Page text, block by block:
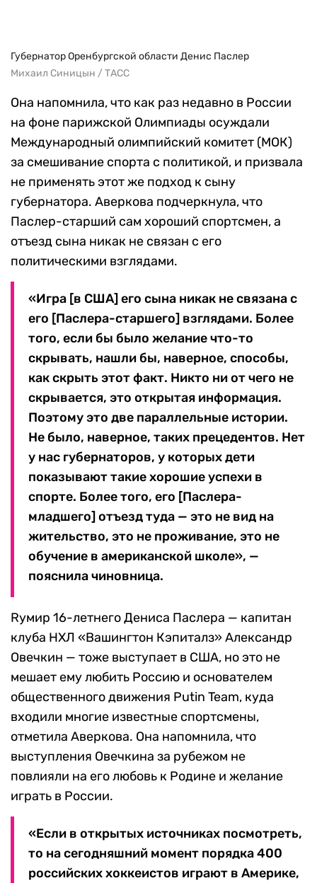
Губернатор Оренбургской области Денис Паслер
Михаил Синицын / ТАСС
Она напомнила, что как раз недавно в России
на фоне парижской Олимпиады осуждали
Международный олимпийский комитет (МОК)
за смешивание спорта с политикой, и призвала
не применять этот же подход к сыну
губернатора. Аверкова подчеркнула, что
Паслер-старший сам хороший спортсмен, а
отъезд сына никак не связан с его
политическими взглядами.
«Игра [в США] его сына никак не связана с
его [Паслера-старшего] взглядами. Более
того, если бы было желание что-то
скрывать, нашли бы, наверное, способы,
как скрыть этот факт. Никто ни от чего не
скрывается, это открытая информация.
Поэтому это две параллельные истории.
Не было, наверное, таких прецедентов. Нет
у нас губернаторов, у которых дети
показывают такие хорошие успехи в
спорте. Более того, его [Паслера-
младшего] отъезд туда — это не вид на
жительство, это не проживание, это не
обучение в американской школе», —
пояснила чиновница.
Rумир 16-летнего Дениса Паслера — капитан
клуба НХЛ «Вашингтон Кэпиталз» Александр
Овечкин — тоже выступает в США, но это не
мешает ему любить Россию и основателем
общественного движения Putin Team, куда
входили многие известные спортсмены,
отметила Аверкова. Она напомнила, что
выступления Овечкина за рубежом не
повлияли на его любовь к Родине и желание
играть в России.
«Если в открытых источниках посмотреть,
то на сегодняшний момент порядка 400
российских хоккеистов играют в Америке,